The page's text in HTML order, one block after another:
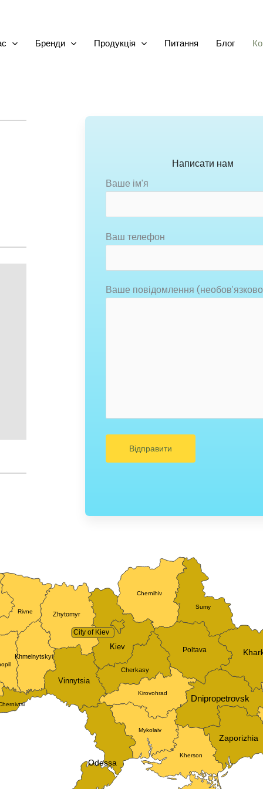
Бренди Продукція Питання Блог
Написати нам
Ваше ім'я
Ваш телефон
Ваше повідомлення
Cherkasy
Chernihiv
Dnipropetrovsk
Kherson
Khmelnytskyi
Kiev
Kirovohrad
Mykolaiv
Odessa
Poltava
Rivne
Sumy
Vinnytsia
Zaporizhia
Zhytomyr
City of Kiev